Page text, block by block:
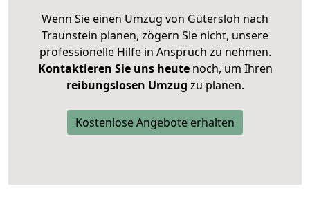
Wenn Sie einen Umzug von Gütersloh nach
Traunstein planen, zögern Sie nicht, unsere
professionelle Hilfe in Anspruch zu nehmen.
Kontaktieren Sie uns heutenoch, um Ihren
reibungslosen Umzug zu planen.
Kostenlose Angebote erhalten